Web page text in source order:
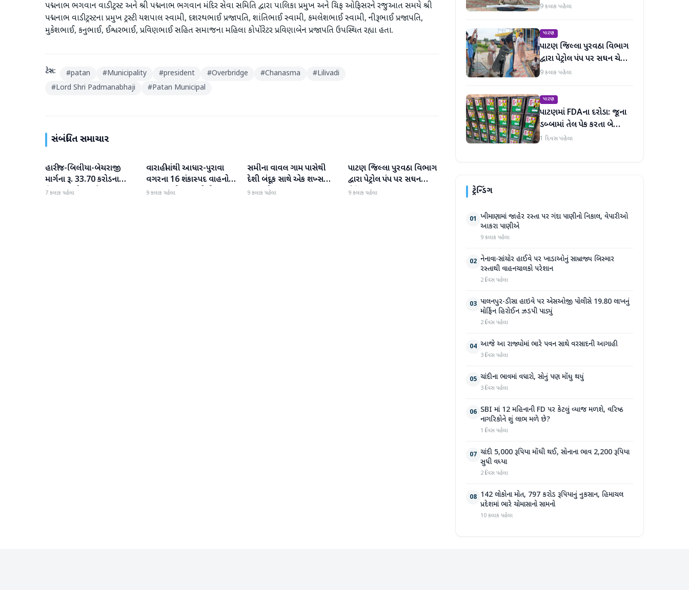
પદ્મનાભ ભગવાન વાડી ટ્રસ્ટ અને શ્રી પદ્મનાભ ભગવાન મંદિર સેવા સમિતિ દ્વારા પાલિકા પ્રમુખ અને ચિફ ઓફિસરને રજુઆત સમયે શ્રી
પદ્મનાભ વાડી ટ્રસ્ટના પ્રમુખ ટ્રસ્ટી યશપાલ સ્વામી, દશરથભાઈ પ્રજાપતિ, શાંતિભાઈ સ્વામી, કમલેશભાઈ સ્વામી, નીરૂભાઈ પ્રજાપતિ,
મુકેશભાઈ, કનુભાઈ, ઈશ્વરભાઈ, પ્રવિણભાઈ સહિત સમાજના મહિલા કોર્પોરેટર પ્રવિણાબેન પ્રજાપતિ ઉપસ્થિત રહ્યા હતા.
ટેગ્સ: #patan #Municipality #president #Overbridge #Chanasma #Lilivadi
#Lord Shri Padmanabhaji #Patan Municipal
સંબંધિત સમાચાર
પાટણ
હારીજ-બિલીયા-બેચરાજી
માર્ગના રૂ. 33.70 કરોડના
વિકાસ કામો પૂરજોશમાં
7 કલાક પહેલા
પાટણ
વારાહીમાંથી આધાર-પુરાવા
વગરના 16 શંકાસ્પદ વાહનો
જપ્ત કરતી LCB પોલીસ
9 કલાક પહેલા
પાટણ
સમીના વાવલ ગામ પાસેથી
દેશી બંદૂક સાથે એક શખ્સ
ઝડપાયો
9 કલાક પહેલા
પાટણ
પાટણ જિલ્લા પુરવઠા વિભાગ
દ્વારા પેટ્રોલ પંપ પર સઘન
ચેકિંગ સઘન હાથ ધરાયું
9 કલાક પહેલા
9 કલાક પહેલા
પાટણ
પાટણ જિલ્લા પુરવઠા વિભાગ
દ્વારા પેટ્રોલ પંપ પર સઘન ચેકિંગ
સઘન હાથ ધરાયું
9 કલાક પહેલા
પાટણ
પાટણમાં FDAના દરોડા: જૂના
ડબ્બામાં તેલ પેક કરતા બે
એકમો સીલ, રૂ. ૧૬.૧૪ લાખનો
1 દિવસ પહેલા
ટ્રેન્ડિંગ
01 ખીમાણામાં જાહેર રસ્તા પર ગંદા પાણીનો નિકાલ, વેપારીઓ
આકરા પાણીએ
9 કલાક પહેલા
02 નેનાવા-સાંચોર હાઈવે પર ખાડાઓનું સામ્રાજ્ય બિસ્માર
રસ્તાથી વાહનચાલકો પરેશાન
2 દિવસ પહેલા
03 પાલનપુર-ડીસા હાઇવે પર એસઓજી પોલીસે 19.80 લાખનું
મોર્ફિન હિરોઈન ઝડપી પાડ્યું
2 દિવસ પહેલા
04 આજે આ રાજ્યોમાં ભારે પવન સાથે વરસાદની આગાહી
3 દિવસ પહેલા
05 ચાંદીના ભાવમાં વધારો, સોનું પણ મોંઘુ થયું
3 દિવસ પહેલા
06 SBI માં 12 મહિનાની FD પર કેટલું વ્યાજ મળશે, વરિષ્ઠ
નાગરિકોને શું લાભ મળે છે?
1 દિવસ પહેલા
07 ચાંદી 5,000 રૂપિયા મોંઘી થઈ, સોનાના ભાવ 2,200 રૂપિયા
સુધી વધ્યા
2 દિવસ પહેલા
08 142 લોકોના મોત, 797 કરોડ રૂપિયાનું નુકસાન, હિમાચલ
પ્રદેશમાં ભારે ચોમાસાનો સામનો
10 કલાક પહેલા